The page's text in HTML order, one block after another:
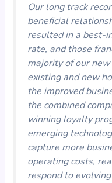
Our long track
beneficial
resulted in a best-
rate, and those
majority of our
existing and new
the improved
the combined
winning loyalty
emerging
capture more
operating costs,
respond to